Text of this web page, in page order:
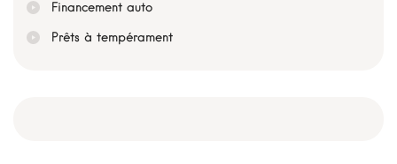
Financement auto
Prêts à tempérament